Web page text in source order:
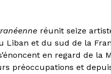
réunit seize
Liban et du sud de la
en regard de la
préoccupations et